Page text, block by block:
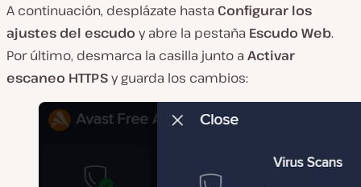
A continuación, desplázate hasta Configurar los
ajustes del escudo y abre la pestaña Escudo Web.
Por último, desmarca la casilla junto a Activar
escaneo HTTPSy guarda los cambios: